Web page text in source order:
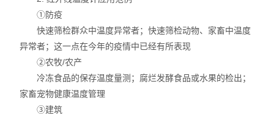
瑞士VETUS
德国cab
日本HIOS
①防疫
快速筛检群众中温度异常者；快速筛检动物、家畜中温度
异常者；这一点在今年的疫情中已经有所表现
②农牧/农产
冷冻食品的保存温度量测；腐烂发酵食品或水果的检出；
家畜宠物健康温度管理
③建筑